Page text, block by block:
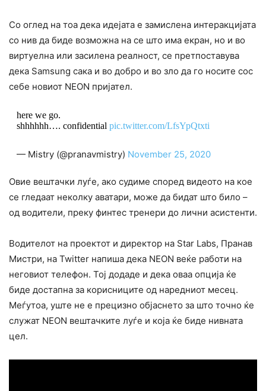
Со оглед на тоа дека идејата е замислена интеракцијата
со нив да биде возможна на се што има екран, но и во
виртуелна или засилена реалност, се претпоставува
дека Samsung сака и во добро и во зло да го носите сос
себе новиот NEON пријател.
here we go.
shhhhhh…. confidential pic.twitter.com/LfsYpQtxti
— Mistry (@pranavmistry) November 25, 2020
Овие вештачки луѓе, ако судиме според видеото на кое
се гледаат неколку аватари, може да бидат што било –
од водители, преку финтес тренери до лични асистенти.
Водителот на проектот и директор на Star Labs, Пранав
Мистри, на Twitter напиша дека NEON веќе работи на
неговиот телефон. Тој додаде и дека оваа опција ќе
биде достапна за корисниците од наредниот месец.
Меѓутоа, уште не е прецизно објаснето за што точно ќе
служат NEON вештачките луѓе и која ќе биде нивната
цел.